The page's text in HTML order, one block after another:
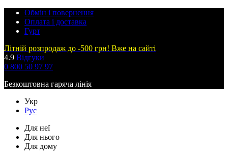
Обмін і повернення
Оплата і доставка
Гурт
Літній розпродаж до -500 грн! Вже на сайті
4.9 Відгуки
0 800 50 97 97
Безкоштовна гаряча лінія
Укр
Рус
Для неї
Для нього
Для дому